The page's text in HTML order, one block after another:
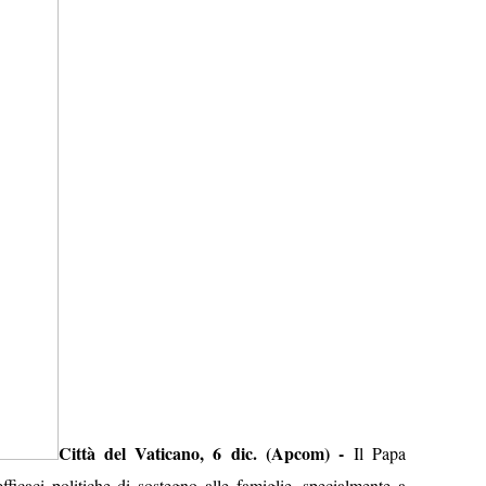
Città del Vaticano, 6 dic. (Apcom) -Il Papa